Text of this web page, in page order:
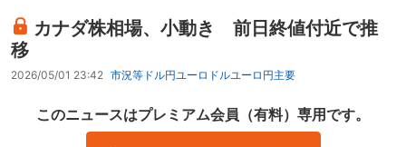
カナダ株相場、小動き 前日終値付近で推
移
2026/05/01 23:42 市況等 ドル円ユーロドルユーロ円主要
このニュースはプレミアム会員（有料）専用です。